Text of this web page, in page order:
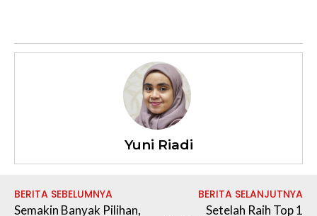
Yuni Riadi
BERITA SEBELUMNYA
Semakin Banyak Pilihan,
BERITA SELANJUTNYA
Setelah Raih Top 1